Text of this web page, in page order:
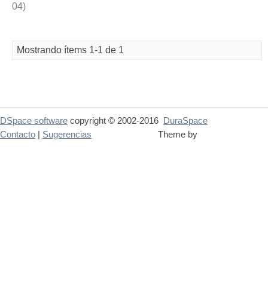
04)
Mostrando ítems 1-1 de 1
DSpace software copyright © 2002-2016
DuraSpace
Theme by
Contacto Sugerencias